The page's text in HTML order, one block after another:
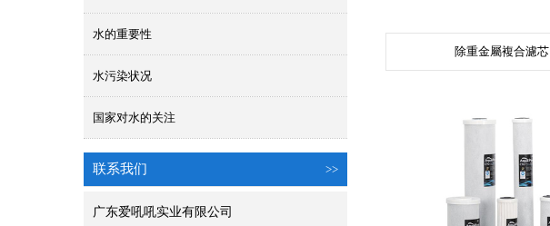
水的重要性
水污染状况
国家对水的关注
联系我们 >>
广东爱吼吼实业有限公司
除重金屬複合濾芯